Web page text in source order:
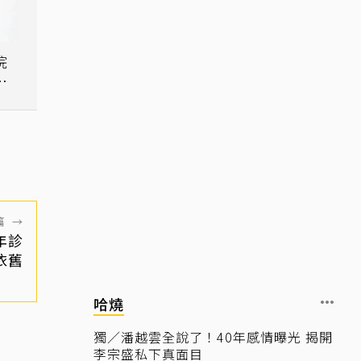
→
診
舊
哈燒
獨／潘越雲全說了！40年感情曝光 揭開
李宗盛私下真面目